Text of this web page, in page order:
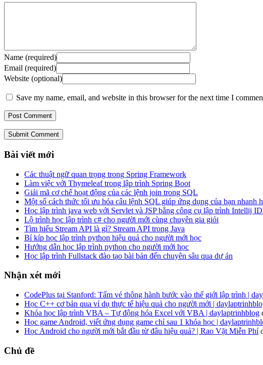
Name (required)
Email (required)
Website (optional)
Save my name, email, and website in this browser for the next time I
Submit Comment
Bài viết mới
Các thuật ngữ quan trọng trong Spring Framework
Làm việc với Thymeleaf trong lập trình Spring Boot
Giải mã cơ chế hoạt động của các lệnh join trong SQL
Một số cách thức tối ưu hóa câu lệnh SQL giúp ứng dụng của bạn nhanh
Học lập trình java web với Servlet và JSP bằng công cụ lập trình Intellij
Lộ trình học lập trình c# cho người mới cùng chuyên gia giỏi
Tìm hiểu Stream API là gì? Stream API trong Java
Bí kíp học lập trình python hiệu quả cho người mới học
Hướng dẫn học lập trình python cho người mới học
Học lập trình Fullstack đào tạo bài bản đến chuyên sâu qua dự án
Nhận xét mới
CodePlus tại Stanford: Tấm vé thông hành bước vào thế giới lập trình |
Học C++ cơ bản qua ví dụ thực tế hiệu quả cho người mới |
Khóa học lập trình VBA – Tự động hóa Excel với VBA | daylaptrinhblog
Học game Android, viết ứng dụng game chỉ sau 1 khóa học |
Học Android cho người mới bắt đầu từ đâu hiệu quả? | Rao Vặt Miễn Phí
Chủ đề